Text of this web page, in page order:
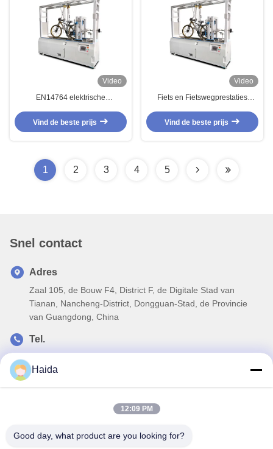
Video
EN14764 elektrische
het Dynamische Wegfiets
Vind de beste prijs
Video
Fiets en Fietswegprestaties
Machine/Wandelwagens die
Vind de beste prijs
1 2 3 4 5
Snel contact
Adres
Zaal 105, de Bouw F4, District F, de Digitale Stad van
Tianan, Nancheng-District, Dongguan-Stad, de Provincie
van Guangdong, China
Tel.
E-mail
Haida
12:09 PM
Good day, what product are you looking for?